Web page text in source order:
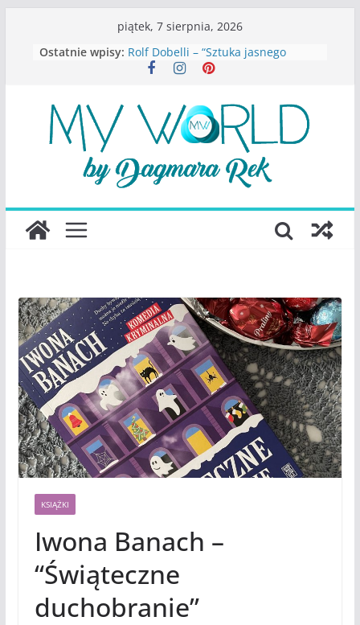
piątek, 7 sierpnia, 2026
Ostatnie wpisy: Rolf Dobelli – “Sztuka jasnego
myślenia”
Konstancina. Sekrety seksbiznesu”
Katarzyna Lewandowicz – Zanim
straciliśmy siebie
Judith Joseph – “Wysoko
funkcjonująca depresja”
S.Wynn-Williams – “Bezwzględni. O
największego portalu
KSIĄŻKI
Iwona Banach –
“Świąteczne
duchobranie”